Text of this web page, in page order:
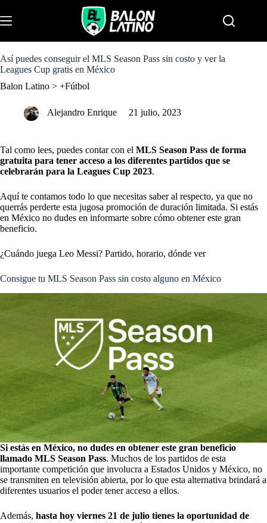
k
i
o
c
n
Así puedes conseguir el MLS Season Pass sin costo y ver la
Leagues Cup gratis en México
Balon Latino > +Fútbol
Alejandro Enrique 21 julio, 2023
Tal como lees, puedes contar con el MLS Season Pass de forma
gratuita para tener acceso a los diferentes partidos que se
celebrarán para la Leagues Cup 2023.
Aquí te contamos todo lo que necesitas saber al respecto, ya que no
querrás perderte esta jugosa promoción de duración limitada. Si estás
en México no dudes en informarte sobre cómo obtener este gran
beneficio.
¿Cuándo juega Leo Messi? Partido, horario, dónde ver
Consigue tu MLS Season Pass sin costo alguno en México
Si estás en México, no dudes en obtener este gran beneficio
llamado MLS Season Pass. Muchos de los partidos de esta
importante competición que involucra a Estados Unidos y México, no
se transmiten en televisión abierta, por lo que esta alternativa brindará a
diferentes usuarios el poder tener acceso a ellos.
Además, hasta hoy viernes 21 de julio tienes la oportunidad de